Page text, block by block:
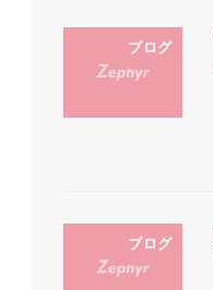
ブログ
ブログ